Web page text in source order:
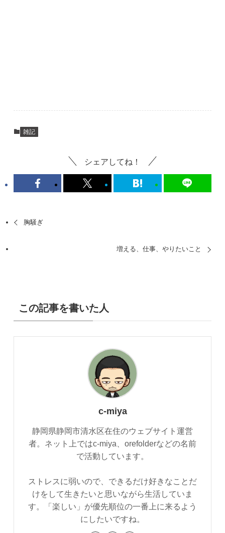
雑記
シェアしてね！
胸騒ぎ
増える、仕事、やりたいこと
この記事を書いた人
c-miya
静岡県静岡市清水区在住のウェブサイト運営
者。ネット上ではc-miya、orefolderなどの名前
で活動しています。
ストレスに弱いので、できるだけ好きなことだ
けをして生きたいと思いながら生活していま
す。「楽しい」が優先順位の一番上に来るよう
にしたいですね。